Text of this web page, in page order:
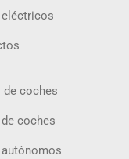
de coches
coches